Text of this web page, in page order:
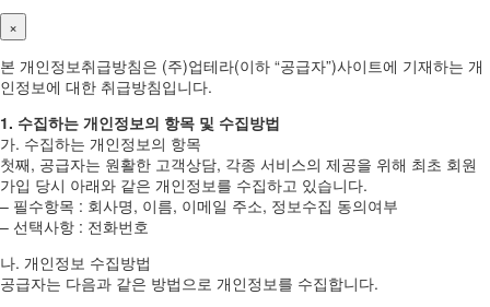
×
본 개인정보취급방침은 (주)업테라(이하 “공급자”)사이트에 기재하는 개
인정보에 대한 취급방침입니다.
1. 수집하는 개인정보의 항목 및 수집방법
가. 수집하는 개인정보의 항목
첫째, 공급자는 원활한 고객상담, 각종 서비스의 제공을 위해 최초 회원
가입 당시 아래와 같은 개인정보를 수집하고 있습니다.
– 필수항목 : 회사명, 이름, 이메일 주소, 정보수집 동의여부
– 선택사항 : 전화번호
나. 개인정보 수집방법
공급자는 다음과 같은 방법으로 개인정보를 수집합니다.